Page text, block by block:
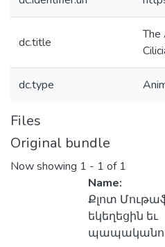
dc.title
The
dc.type
Files
Original bundle
Now showing 1 - 1 of 1
Name:
Քլոտ
եկեղեցին եւ